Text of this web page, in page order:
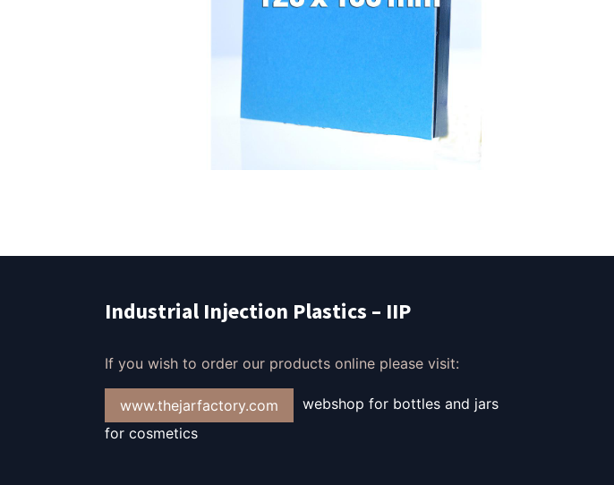
Industrial Injection Plastics – IIP
If you wish to order our products online please visit:
www.thejarfactory.com
webshop for bottles and jars
for cosmetics